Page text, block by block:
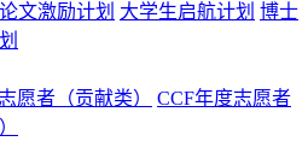
文激励计划 大学生启航计划 博士
愿者（贡献类）
CCF年度志愿者